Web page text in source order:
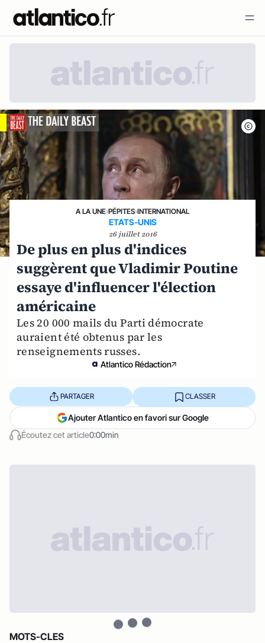
A LA UNE›PÉPITES›INTERNATIONAL
ETATS-UNIS
26 juillet 2016
De plus en plus d'indices
suggèrent que Vladimir Poutine
essaye d'influencer l'élection
américaine
Les 20 000 mails du Parti démocrate
auraient été obtenus par les
renseignements russes.
Atlantico Rédaction
Écoutez cet article0:00min
PARTAGER CLASSER
Ajouter Atlantico en favori sur Google
MOTS-CLES